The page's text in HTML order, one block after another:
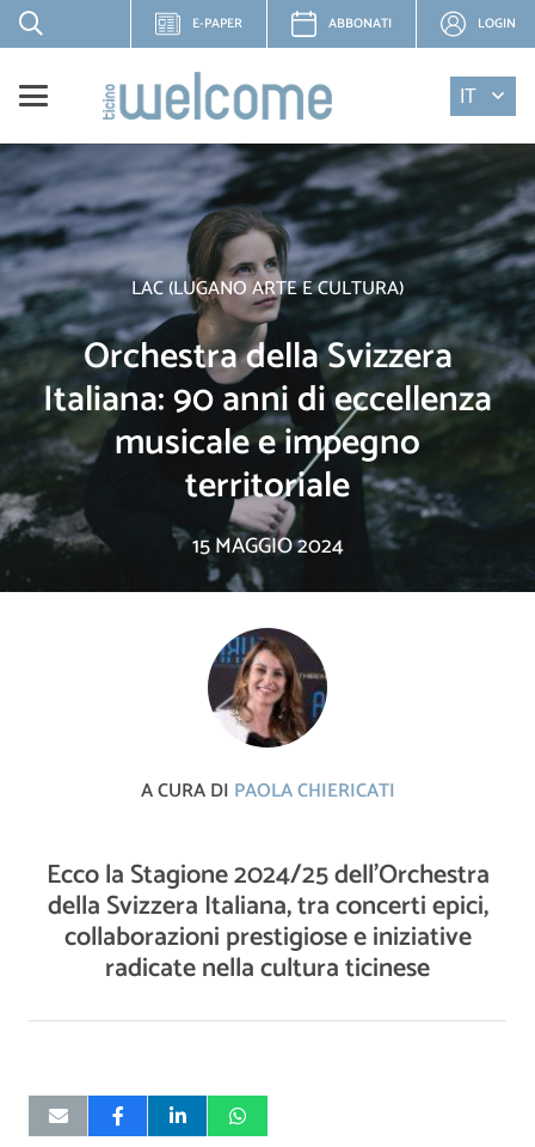
E-PAPER ABBONATI LOGIN
IT
LAC (LUGANO ARTE E CULTURA)
Orchestra della Svizzera
Italiana: 90 anni di eccellenza
musicale e impegno
territoriale
15 MAGGIO 2024
A CURA DI PAOLA CHIERICATI
Ecco la Stagione 2024/25 dell’Orchestra
della Svizzera Italiana, tra concerti epici,
collaborazioni prestigiose e iniziative
radicate nella cultura ticinese